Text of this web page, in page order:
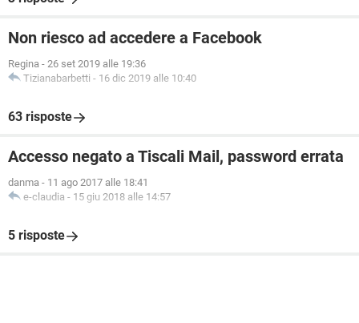
Non riesco ad accedere a Facebook
Regina - 26 set 2019 alle 19:36
Tizianabarbetti - 16 dic 2019 alle 10:40
63 risposte
Accesso negato a Tiscali Mail, password errata
danma - 11 ago 2017 alle 18:41
e-claudia - 15 giu 2018 alle 14:57
5 risposte